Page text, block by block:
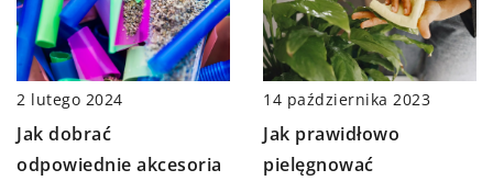
2 lutego 2024
Jak dobrać
odpowiednie akcesoria
14 października 2023
Jak prawidłowo
pielęgnować